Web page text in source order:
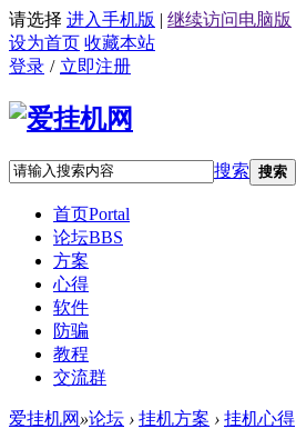
请选择 进入手机版 | 继续访问电脑版
设为首页 收藏本站
登录 / 立即注册
搜索 搜索
首页Portal
论坛BBS
方案
心得
软件
防骗
教程
交流群
爱挂机网 »论坛 › 挂机方案 › 挂机心得